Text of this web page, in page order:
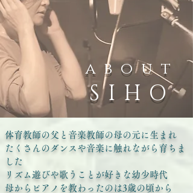
about
SIHO
体育教師の父と音楽教師の母の元に生まれ
たくさんのダンスや音楽に触れながら育ちま
した
リズム遊びや歌うことが好きな幼少時代
母からピアノを教わったのは3歳の頃から